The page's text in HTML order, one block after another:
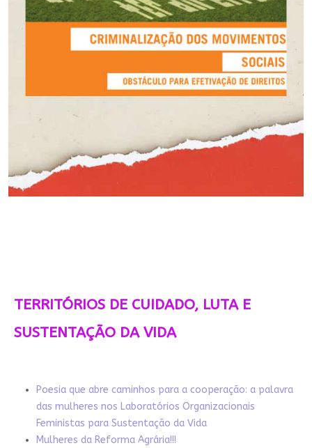
TERRITÓRIOS DE CUIDADO, LUTA E
SUSTENTAÇÃO DA VIDA
Poesia que abre caminhos para a cooperação: a palavra
das mulheres nos Laboratórios Organizacionais
Feministas para Sustentação da Vida
Mulheres da Reforma Agrária!!!